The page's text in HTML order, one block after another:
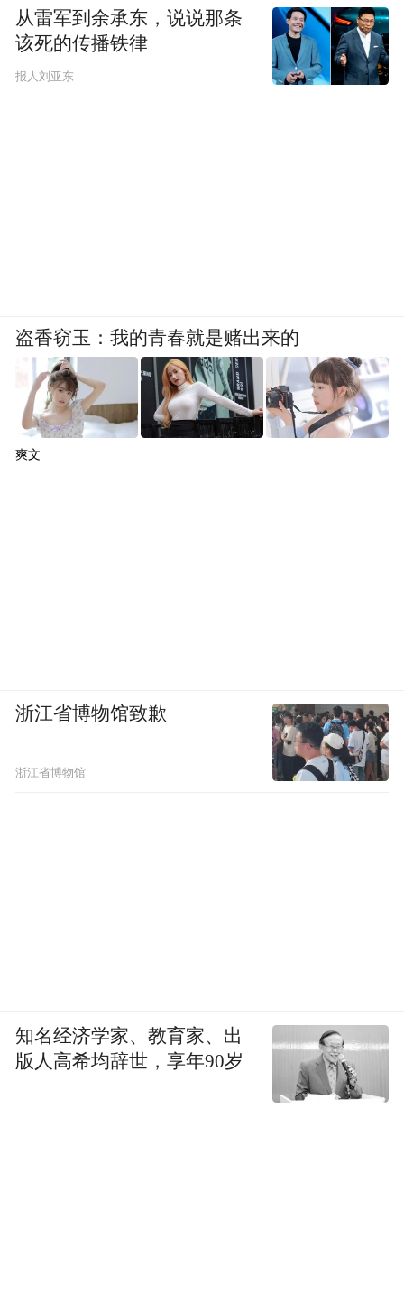
从雷军到余承东，说说那条
该死的传播铁律
报人刘亚东
盗香窃玉：我的青春就是赌出来的
爽文
浙江省博物馆致歉
浙江省博物馆
知名经济学家、教育家、出
版人高希均辞世，享年90岁